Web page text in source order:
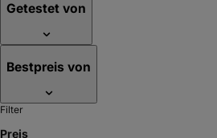
Getestet von
Bestpreis von
Filter
Preis